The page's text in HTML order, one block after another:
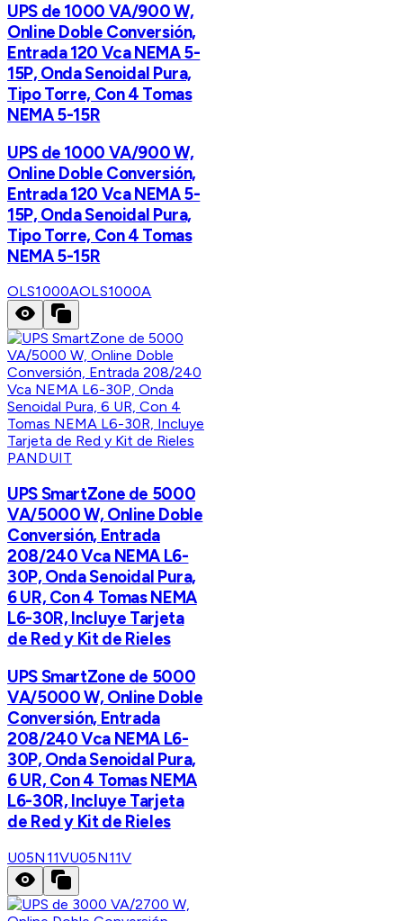
UPS de 1000 VA/900 W,
Online Doble Conversión,
Entrada 120 Vca NEMA 5-
15P, Onda Senoidal Pura,
Tipo Torre, Con 4 Tomas
NEMA 5-15R
UPS de 1000 VA/900 W,
Online Doble Conversión,
Entrada 120 Vca NEMA 5-
15P, Onda Senoidal Pura,
Tipo Torre, Con 4 Tomas
NEMA 5-15R
OLS1000AOLS1000A
PANDUIT
UPS SmartZone de 5000
VA/5000 W, Online Doble
Conversión, Entrada
208/240 Vca NEMA L6-
30P, Onda Senoidal Pura,
6 UR, Con 4 Tomas NEMA
L6-30R, Incluye Tarjeta
de Red y Kit de Rieles
UPS SmartZone de 5000
VA/5000 W, Online Doble
Conversión, Entrada
208/240 Vca NEMA L6-
30P, Onda Senoidal Pura,
6 UR, Con 4 Tomas NEMA
L6-30R, Incluye Tarjeta
de Red y Kit de Rieles
U05N11VU05N11V